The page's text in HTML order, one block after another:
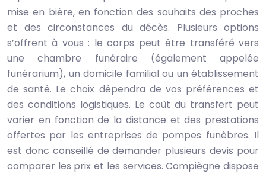
mise en bière, en fonction des souhaits des proches
et des circonstances du décès. Plusieurs options
s’offrent à vous : le corps peut être transféré vers
une chambre funéraire (également appelée
funérarium), un domicile familial ou un établissement
de santé. Le choix dépendra de vos préférences et
des conditions logistiques. Le coût du transfert peut
varier en fonction de la distance et des prestations
offertes par les entreprises de pompes funèbres. Il
est donc conseillé de demander plusieurs devis pour
comparer les prix et les services. Compiègne dispose